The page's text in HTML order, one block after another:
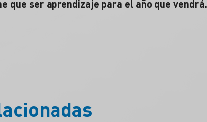
que ser aprendizaje para el año que vendrá.